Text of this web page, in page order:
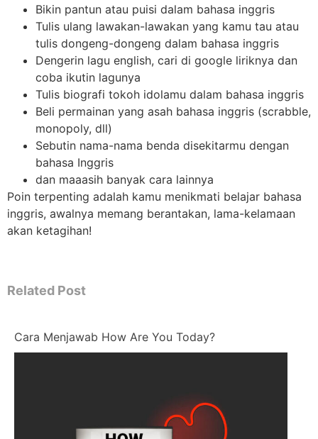
Bikin pantun atau puisi dalam bahasa inggris
Tulis ulang lawakan-lawakan yang kamu tau atau
tulis dongeng-dongeng dalam bahasa inggris
Dengerin lagu english, cari di google liriknya dan
coba ikutin lagunya
Tulis biografi tokoh idolamu dalam bahasa inggris
Beli permainan yang asah bahasa inggris (scrabble,
monopoly, dll)
Sebutin nama-nama benda disekitarmu dengan
bahasa Inggris
dan maaasih banyak cara lainnya
Poin terpenting adalah kamu menikmati belajar bahasa
inggris, awalnya memang berantakan, lama-kelamaan
akan ketagihan!
Related Post
Cara Menjawab How Are You Today?